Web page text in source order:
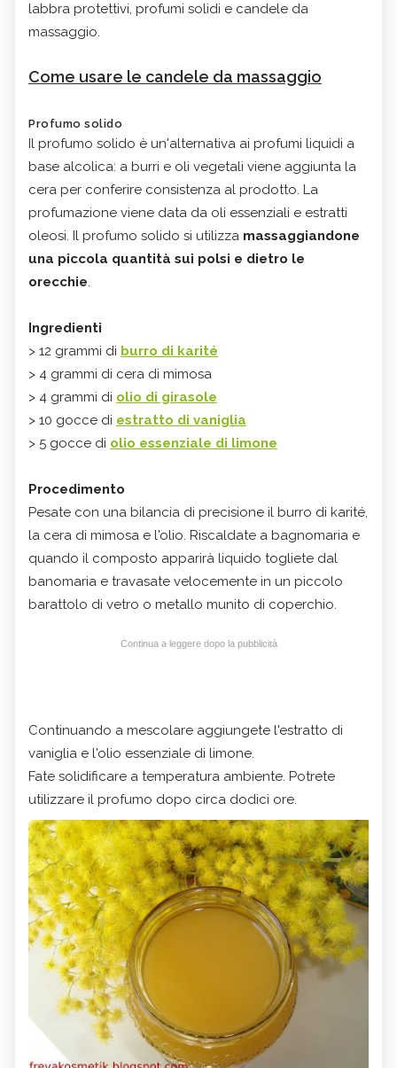
labbra protettivi, profumi solidi e candele da
massaggio.
Come usare le candele da massaggio
Profumo solido
Il profumo solido è un'alternativa ai profumi liquidi a
base alcolica: a burri e oli vegetali viene aggiunta la
cera per conferire consistenza al prodotto. La
profumazione viene data da oli essenziali e estratti
oleosi. Il profumo solido si utilizza massaggiandone
una piccola quantità sui polsi e dietro le
orecchie.
Ingredienti
> 12 grammi di burro di karité
> 4 grammi di cera di mimosa
> 4 grammi di olio di girasole
> 10 gocce di estratto di vaniglia
> 5 gocce di olio essenziale di limone
Procedimento
Pesate con una bilancia di precisione il burro di karité,
la cera di mimosa e l'olio. Riscaldate a bagnomaria e
quando il composto apparirà liquido togliete dal
banomaria e travasate velocemente in un piccolo
barattolo di vetro o metallo munito di coperchio.
Continua a leggere dopo la pubblicità
Continuando a mescolare aggiungete l'estratto di
vaniglia e l'olio essenziale di limone.
Fate solidificare a temperatura ambiente. Potrete
utilizzare il profumo dopo circa dodici ore.